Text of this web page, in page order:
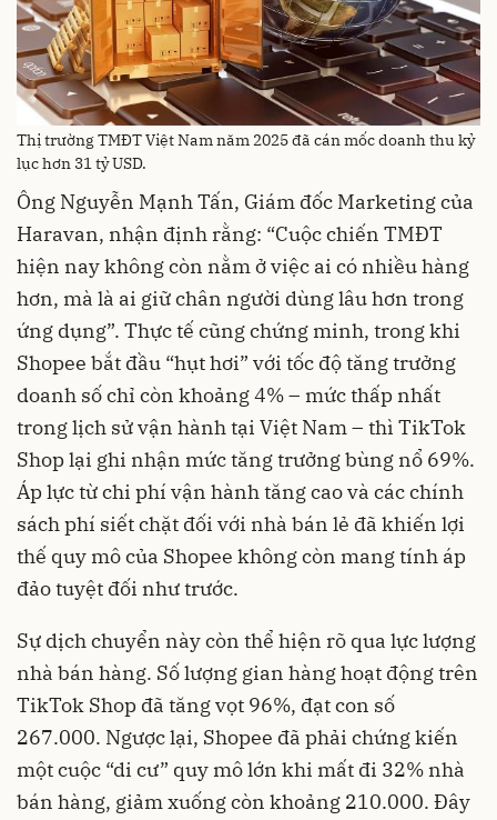
Thị trường TMĐT Việt Nam năm 2025 đã cán mốc doanh thu kỷ
lục hơn 31 tỷ USD.
Ông Nguyễn Mạnh Tấn, Giám đốc Marketing của
Haravan, nhận định rằng: “Cuộc chiến TMĐT
hiện nay không còn nằm ở việc ai có nhiều hàng
hơn, mà là ai giữ chân người dùng lâu hơn trong
ứng dụng”. Thực tế cũng chứng minh, trong khi
Shopee bắt đầu “hụt hơi” với tốc độ tăng trưởng
doanh số chỉ còn khoảng 4% – mức thấp nhất
trong lịch sử vận hành tại Việt Nam – thì TikTok
Shop lại ghi nhận mức tăng trưởng bùng nổ 69%.
Áp lực từ chi phí vận hành tăng cao và các chính
sách phí siết chặt đối với nhà bán lẻ đã khiến lợi
thế quy mô của Shopee không còn mang tính áp
đảo tuyệt đối như trước.
Sự dịch chuyển này còn thể hiện rõ qua lực lượng
nhà bán hàng. Số lượng gian hàng hoạt động trên
TikTok Shop đã tăng vọt 96%, đạt con số
267.000. Ngược lại, Shopee đã phải chứng kiến
một cuộc “di cư” quy mô lớn khi mất đi 32% nhà
bán hàng, giảm xuống còn khoảng 210.000. Đây